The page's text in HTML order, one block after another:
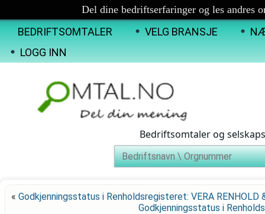
Del dine bedriftserfaringer og les andres
BEDRIFTSOMTALER VELG BRANSJE
LOGG INN
Bedriftsomtaler og
« Godkjenningsstatus i Renholdsregisteret: VERA RENHOLD
Godkjenningsstatus i